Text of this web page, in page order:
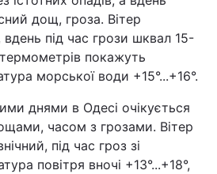
дощ, гроза. Вітер
вдень під час грози шквал 15-
покажуть
морської води +15°...+16°.
днями в Одесі очікується
часом з грозами. Вітер
під час гроз зі
повітря вночі +13°...+18°,